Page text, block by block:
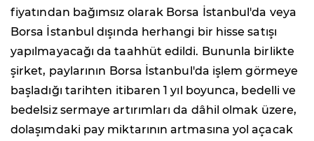
fiyatından bağımsız olarak Borsa İstanbul'da veya
Borsa İstanbul dışında herhangi bir hisse satışı
yapılmayacağı da taahhüt edildi. Bununla birlikte
şirket, paylarının Borsa İstanbul'da işlem görmeye
başladığı tarihten itibaren 1 yıl boyunca, bedelli ve
bedelsiz sermaye artırımları da dâhil olmak üzere,
dolaşımdaki pay miktarının artmasına yol açacak